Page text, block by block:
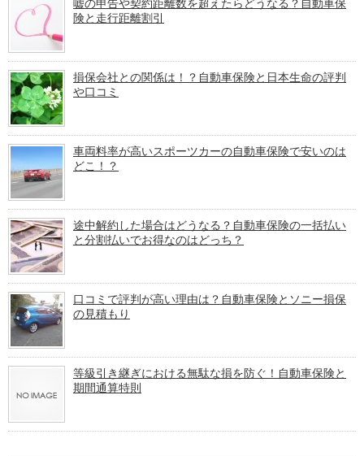
嘘の申告や契約距離数を超えたらどうなる？自動車保
険と走行距離割引
損保会社との関係は！？自動車保険と日本生命の評判
や口コミ
車両料率が高いスポーツカーの自動車保険で安いのは
どこ！？
途中解約した場合はどうなる？自動車保険の一括払い
と分割払いでお得なのはどっち？
口コミで評判が高い理由は？自動車保険とソニー損保
の見積もり
等級引き継ぎにおける無駄な損を防ぐ！自動車保険と
期間通算特則